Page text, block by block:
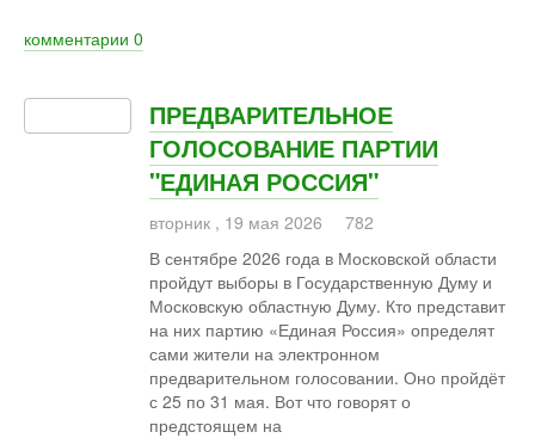
комментарии 0
ПРЕДВАРИТЕЛЬНОЕ
ГОЛОСОВАНИЕ ПАРТИИ
"ЕДИНАЯ РОССИЯ"
вторник , 19 мая 2026
782
В сентябре 2026 года в Московской области
пройдут выборы в Государственную Думу и
Московскую областную Думу. Кто представит
на них партию «Единая Россия» определят
сами жители на электронном
предварительном голосовании. Оно пройдёт
с 25 по 31 мая. Вот что говорят о
предстоящем на